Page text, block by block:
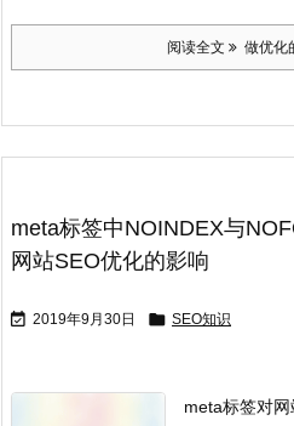
阅读全文 做优化
meta标签中NOINDEX与
网站SEO优化的影响
 2019年9月30日  SEO知识
meta标签对